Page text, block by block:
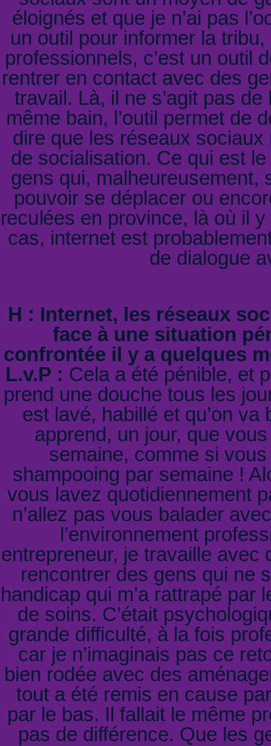
éloignés et que je n’ai pas
un outil pour informer la
professionnels, c’est un outil
rentrer en contact avec des
travail. Là, il ne s’agit pas
même bain, l’outil permet de
dire que les réseaux sociaux
de socialisation. Ce qui est
gens qui, malheureusement,
pouvoir se déplacer ou
reculées en province, là où il
cas, internet est
de dialogue
H : Internet, les réseaux
face à une situation
confrontée il y a quelques
L.v.P : Cela a été pénible, et
prend une douche tous les
est lavé, habillé et qu’on
apprend, un jour, que
semaine, comme si
shampooing par semaine !
vous lavez quotidiennement
n’allez pas vous balader
l’environnement
entrepreneur, je travaille avec
rencontrer des gens qui ne
handicap qui m’a rattrapé par
de soins. C’était
grande difficulté, à la fois
car je n’imaginais pas ce
bien rodée avec des
tout a été remis en cause
par le bas. Il fallait le même
pas de différence. Que les